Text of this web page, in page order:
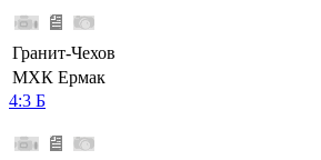
Гранит-Чехов
МХК Ермак
4:3 Б